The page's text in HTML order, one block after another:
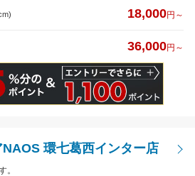
18,000円～
36,000円～
環七葛西インター店
。